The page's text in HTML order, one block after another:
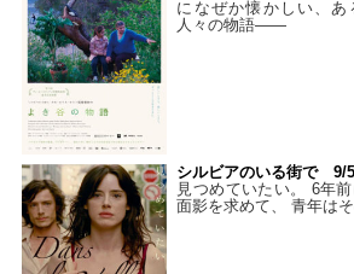
になぜか懐かしい、
人々の物語――
シルビアのいる街で 9/
見つめていたい。 6年
面影を求めて、 青年は